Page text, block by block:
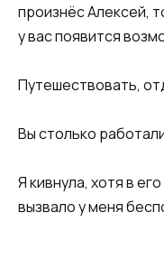
произнёс Алексей,
у вас появится
Путешествовать,
Вы столько
Я кивнула, хотя в
вызвало у меня